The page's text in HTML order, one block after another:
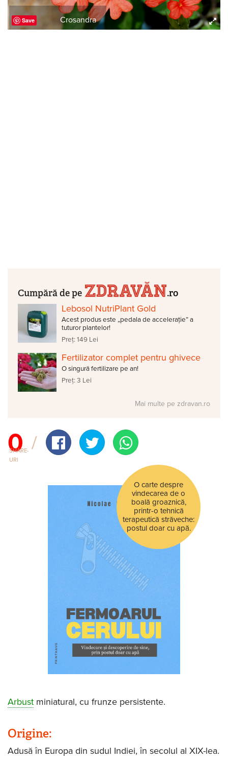
Save Crosandra
Cumpără de pe .ro
Lebosol NutriPlant Gold
Acest produs este „pedala de accelerație” a
tuturor plantelor!
Preț: 149 Lei
Fertilizator complet pentru ghivece
O singură fertilizare pe an!
Preț: 3 Lei
Mai multe pe zdravan.ro
0
SHARE-
URI
O carte despre
vindecarea de o
boală groaznică,
printr-o tehnică
terapeutică străveche:
postul doar cu apă.
Arbust miniatural, cu frunze persistente.
Origine:
Adusă în Europa din sudul Indiei, în secolul al XIX-lea.